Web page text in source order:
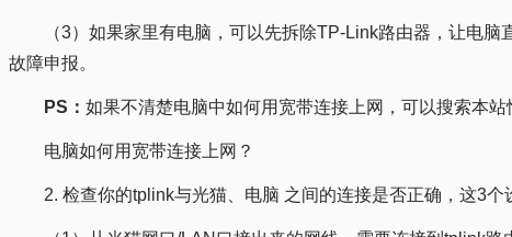
（3）如果家里有电脑，可以先拆除TP-Link路由器，让电
故障申报。
PS： 如果不清楚电脑中如何用宽带连接上网，可以搜索本
电脑如何用宽带连接上网？
2. 检查你的tplink与光猫、电脑 之间的连接是否正确，这3个